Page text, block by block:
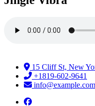
15 Cliff St, New
+1819-602-9641
info@example.com